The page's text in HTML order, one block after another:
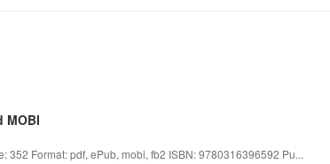
MOBI
352 Format: pdf, ePub, mobi, fb2 ISBN: 9780316396592 Pu...